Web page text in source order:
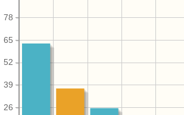
26
39
52
65
78